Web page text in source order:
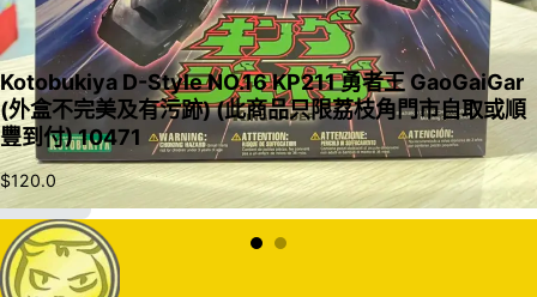
入購物車
Kotobukiya D-Style NO.16 KP211 勇者王 GaoGaiGar
(外盒不完美及有污跡) (此商品只限荔枝角門市自取或順
豐到付) 10471
$120.0